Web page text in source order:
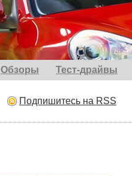
Обзоры Тест-драйвы
Подпишитесь на RSS